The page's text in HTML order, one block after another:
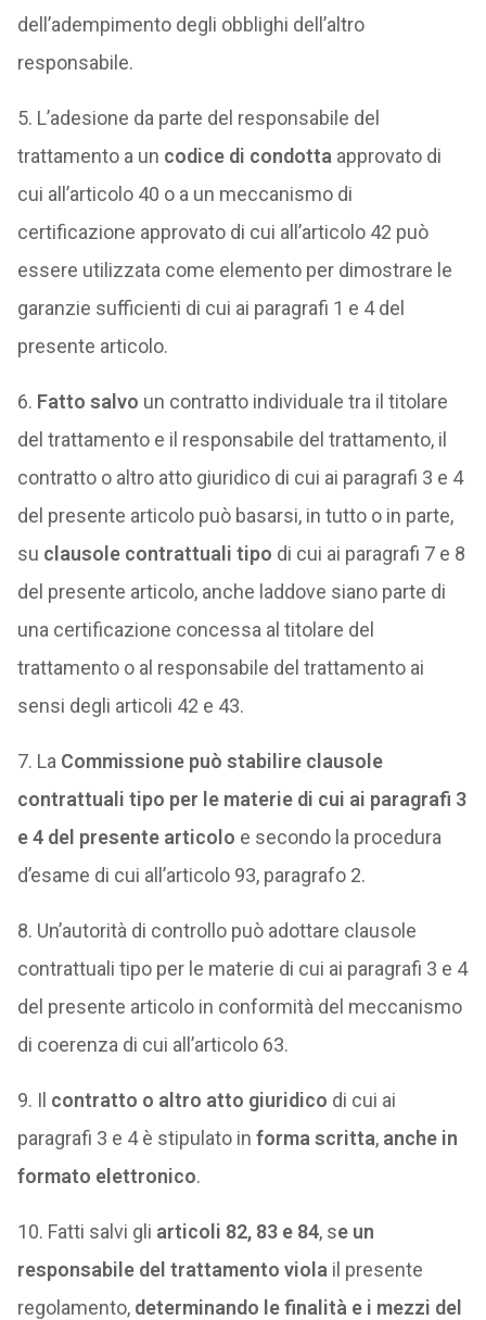
dell’adempimento degli obblighi dell’altro
responsabile.
5. L’adesione da parte del responsabile del
trattamento a un codice di condotta approvato di
cui all’articolo 40 o a un meccanismo di
certificazione approvato di cui all’articolo 42 può
essere utilizzata come elemento per dimostrare le
garanzie sufficienti di cui ai paragrafi 1 e 4 del
presente articolo.
6. Fatto salvo un contratto individuale tra il titolare
del trattamento e il responsabile del trattamento, il
contratto o altro atto giuridico di cui ai paragrafi 3 e 4
del presente articolo può basarsi, in tutto o in parte,
su clausole contrattuali tipo di cui ai paragrafi 7 e 8
del presente articolo, anche laddove siano parte di
una certificazione concessa al titolare del
trattamento o al responsabile del trattamento ai
sensi degli articoli 42 e 43.
7. La Commissione può stabilire clausole
contrattuali tipo per le materie di cui ai paragrafi 3
e 4 del presente articolo e secondo la procedura
d’esame di cui all’articolo 93, paragrafo 2.
8. Un’autorità di controllo può adottare clausole
contrattuali tipo per le materie di cui ai paragrafi 3 e 4
del presente articolo in conformità del meccanismo
di coerenza di cui all’articolo 63.
9. Il contratto o altro atto giuridico di cui ai
paragrafi 3 e 4 è stipulato in forma scritta, anche in
formato elettronico.
10. Fatti salvi gli articoli 82, 83 e 84, se un
responsabile del trattamento viola il presente
regolamento, determinando le finalità e i mezzi del